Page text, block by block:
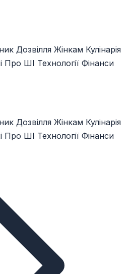
Дозвілля Жінкам Кулінарія
Про ШІ Технології Фінанси
Дозвілля Жінкам Кулінарія
Про ШІ Технології Фінанси